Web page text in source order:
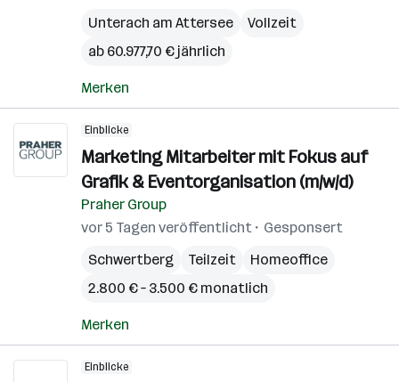
Unterach am Attersee
Vollzeit
ab 60.977,70 € jährlich
Merken
Einblicke
Marketing Mitarbeiter mit Fokus auf
Grafik & Eventorganisation (m/w/d)
Praher Group
vor 5 Tagen veröffentlicht
Gesponsert
Schwertberg
Teilzeit
Homeoffice
2.800 € – 3.500 € monatlich
Merken
Einblicke